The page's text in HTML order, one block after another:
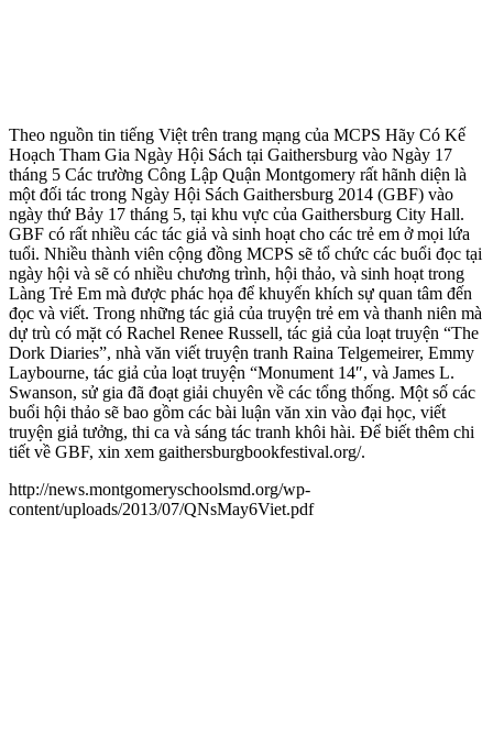
Theo nguồn tin tiếng Việt trên trang mạng của MCPS Hãy Có Kế
Hoạch Tham Gia Ngày Hội Sách tại Gaithersburg vào Ngày 17
tháng 5 Các trường Công Lập Quận Montgomery rất hãnh diện là
một đối tác trong Ngày Hội Sách Gaithersburg 2014 (GBF) vào
ngày thứ Bảy 17 tháng 5, tại khu vực của Gaithersburg City Hall.
GBF có rất nhiều các tác giả và sinh hoạt cho các trẻ em ở mọi lứa
tuổi. Nhiều thành viên cộng đồng MCPS sẽ tổ chức các buổi đọc tại
ngày hội và sẽ có nhiều chương trình, hội thảo, và sinh hoạt trong
Làng Trẻ Em mà được phác họa để khuyến khích sự quan tâm đến
đọc và viết. Trong những tác giả của truyện trẻ em và thanh niên mà
dự trù có mặt có Rachel Renee Russell, tác giả của loạt truyện “The
Dork Diaries”, nhà văn viết truyện tranh Raina Telgemeirer, Emmy
Laybourne, tác giả của loạt truyện “Monument 14″, và James L.
Swanson, sử gia đã đoạt giải chuyên về các tổng thống. Một số các
buổi hội thảo sẽ bao gồm các bài luận văn xin vào đại học, viết
truyện giả tưởng, thi ca và sáng tác tranh khôi hài. Để biết thêm chi
tiết về GBF, xin xem gaithersburgbookfestival.org/.
http://news.montgomeryschoolsmd.org/wp-
content/uploads/2013/07/QNsMay6Viet.pdf